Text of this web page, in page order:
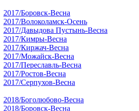
2017/Боровск-Весна
2017/Волоколамск-Осень
2017/Давыдова Пустынь-Весна
2017/Кимры-Весна
2017/Киржач-Весна
2017/Можайск-Весна
2017/Переславль-Весна
2017/Ростов-Весна
2017/Серпухов-Весна
2018/Боголюбово-Весна
2018/Боровск-Весна